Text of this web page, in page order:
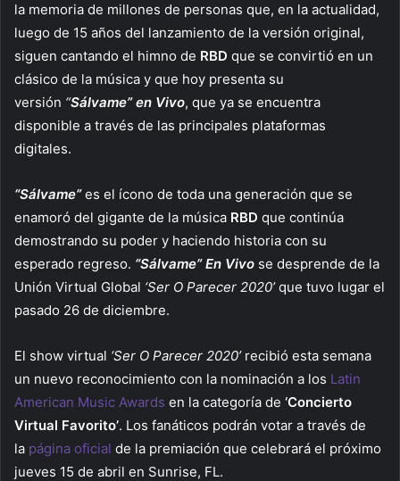
la memoria de millones de personas que, en la actualidad,
luego de 15 años del lanzamiento de la versión original,
siguen cantando el himno de RBD que se convirtió en un
clásico de la música y que hoy presenta su
versión “Sálvame” en Vivo, que ya se encuentra
disponible a través de las principales plataformas
digitales.
“Sálvame”es el ícono de toda una generación que se
enamoró del gigante de la música RBD que continúa
demostrando su poder y haciendo historia con su
esperado regreso. “Sálvame” En Vivo se desprende de la
Unión Virtual Global ‘Ser O Parecer 2020’que tuvo lugar el
pasado 26 de diciembre.
El show virtual ‘Ser O Parecer 2020’recibió esta semana
un nuevo reconocimiento con la nominación a los Latin
American Music Awards en la categoría de ‘Concierto
Virtual Favorito’. Los fanáticos podrán votar a través de
la página oficial de la premiación que celebrará el próximo
jueves 15 de abril en Sunrise, FL.